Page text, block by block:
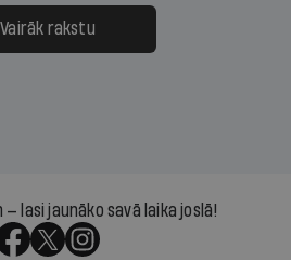
Vairāk rakstu
— lasi jaunāko savā laika joslā!